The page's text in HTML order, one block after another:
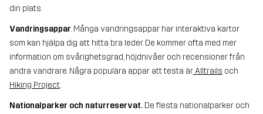
din plats.
Vandringsappar. Många vandringsappar har interaktiva kartor
som kan hjälpa dig att hitta bra leder. De kommer ofta med mer
information om svårighetsgrad, höjdnivåer och recensioner från
andra vandrare. Några populära appar att testa är Alltrails och
Hiking Project.
Nationalparker och naturreservat. De flesta nationalparker och